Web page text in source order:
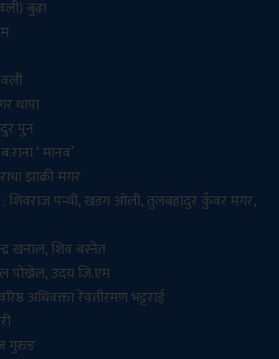
बुढा
थापा
पुन
‘ मानव’
झाक्री मगर
: शिवराज पन्थी, खडग ओली, तुलबहादुर कुँवर मगर,
खनाल, शिव बस्नेत
पोख्रेल, उदय जि.एम
अधिवक्ता रेवतीरमण भट्टराई
गुरुङ